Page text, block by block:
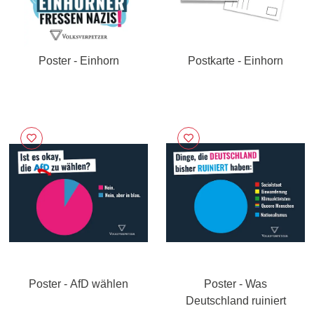
Poster - Einhorn Postkarte - Einhorn
Poster - AfD wählen
Poster - Was
Deutschland ruiniert